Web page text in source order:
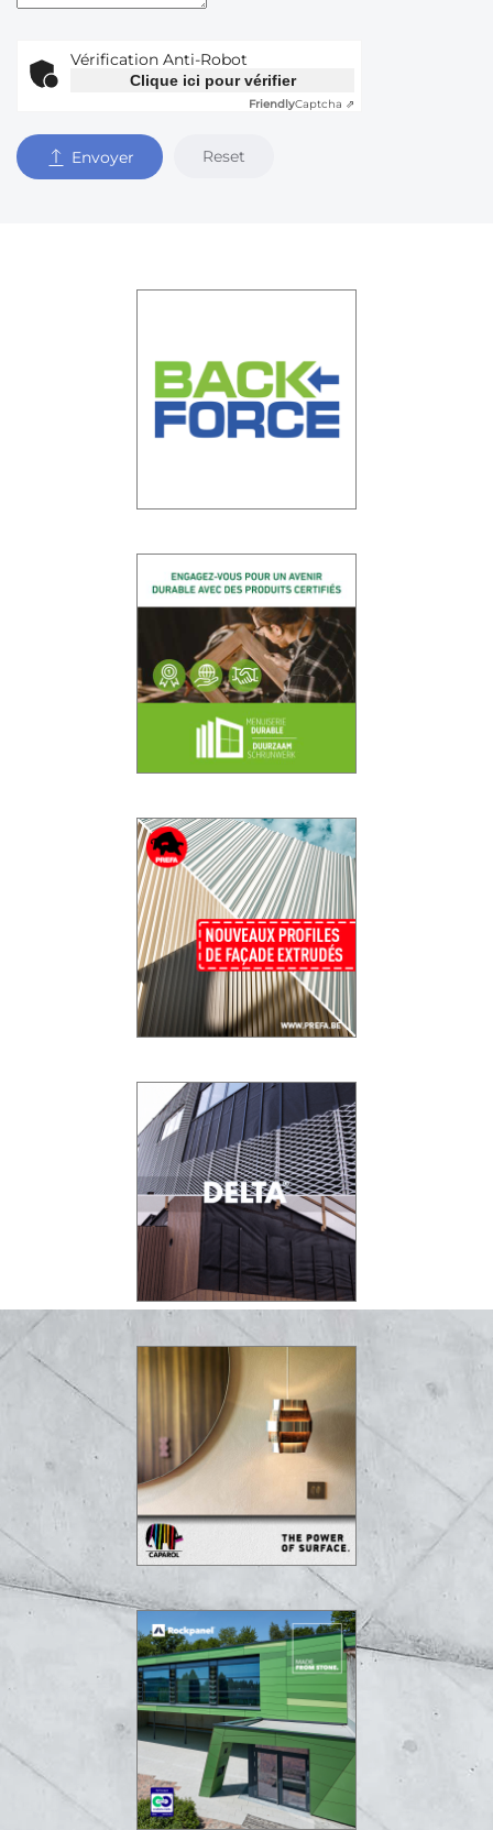
Vérification Anti-Robot
Clique ici pour vérifier
FriendlyCaptcha ⇗
Envoyer Reset